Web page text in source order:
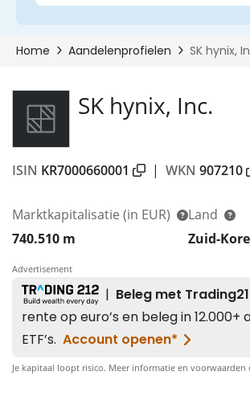
SK hynix, Inc.
ISIN KR7000660001 | WKN 907210
Marktkapitalisatie (in EUR)
740.510 m
Land
Zuid-
Advertisement
Je kapitaal loopt risico. Meer informatie en voorwaarden